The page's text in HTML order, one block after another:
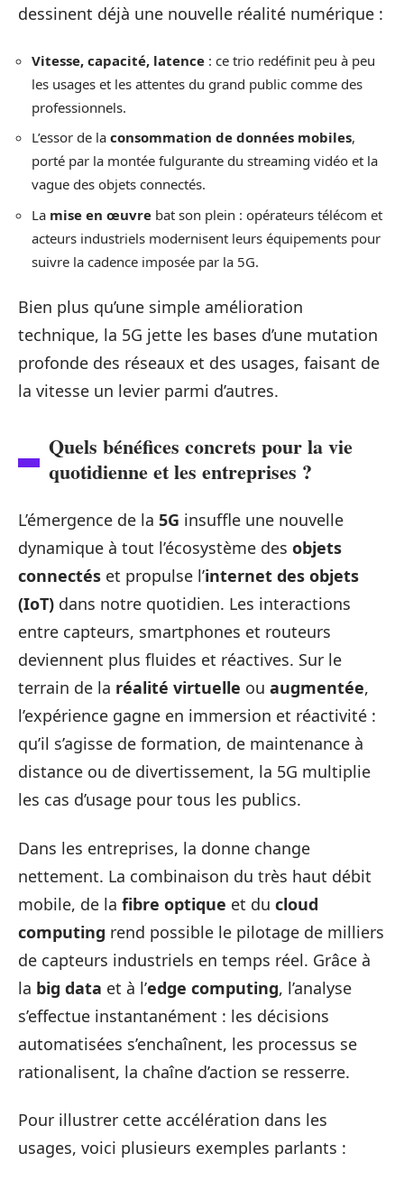
dessinent déjà une nouvelle réalité numérique :
Vitesse, capacité, latence : ce trio redéfinit peu à peu
les usages et les attentes du grand public comme des
professionnels.
L’essor de la consommation de données mobiles,
porté par la montée fulgurante du streaming vidéo et la
vague des objets connectés.
La mise en œuvre bat son plein : opérateurs télécom et
acteurs industriels modernisent leurs équipements pour
suivre la cadence imposée par la 5G.
Bien plus qu’une simple amélioration
technique, la 5G jette les bases d’une mutation
profonde des réseaux et des usages, faisant de
la vitesse un levier parmi d’autres.
Quels bénéfices concrets pour la vie
quotidienne et les entreprises ?
L’émergence de la 5G insuffle une nouvelle
dynamique à tout l’écosystème des objets
connectés et propulse l’internet des objets
(IoT) dans notre quotidien. Les interactions
entre capteurs, smartphones et routeurs
deviennent plus fluides et réactives. Sur le
terrain de la réalité virtuelle ou augmentée,
l’expérience gagne en immersion et réactivité :
qu’il s’agisse de formation, de maintenance à
distance ou de divertissement, la 5G multiplie
les cas d’usage pour tous les publics.
Dans les entreprises, la donne change
nettement. La combinaison du très haut débit
mobile, de la fibre optique et du cloud
computing rend possible le pilotage de milliers
de capteurs industriels en temps réel. Grâce à
la big data et à l’edge computing, l’analyse
s’effectue instantanément : les décisions
automatisées s’enchaînent, les processus se
rationalisent, la chaîne d’action se resserre.
Pour illustrer cette accélération dans les
usages, voici plusieurs exemples parlants :